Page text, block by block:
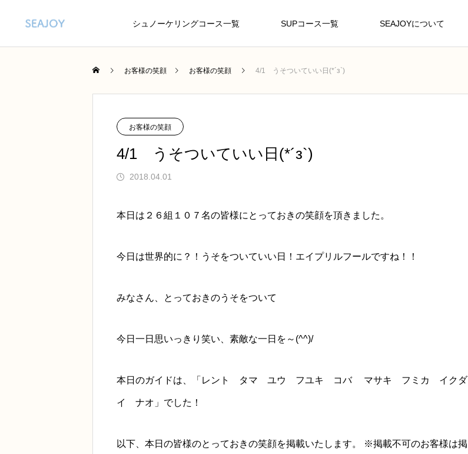
シュノーケリングコース一覧 SUPコース一覧 SEAJOYについて
お客様の笑顔 お客様の笑顔 4/1 うそついていい日(*´з`)
お客様の笑顔
4/1 うそついていい日(*´з`)
2018.04.01
本日は２６組１０７名の皆様にとっておきの笑顔を頂きました。
今日は世界的に？！うそをついていい日！エイプリルフールですね！！
みなさん、とっておきのうそをついて
今日一日思いっきり笑い、素敵な一日を～(^^)/
本日のガイドは、「レント タマ ユウ フユキ コバ マサキ フミカ イクダ
イ ナオ」でした！
以下、本日の皆様のとっておきの笑顔を掲載いたします。 ※掲載不可のお客様は掲